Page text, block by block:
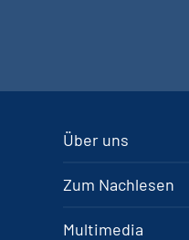
Über uns
Zum Nachlesen
Multimedia